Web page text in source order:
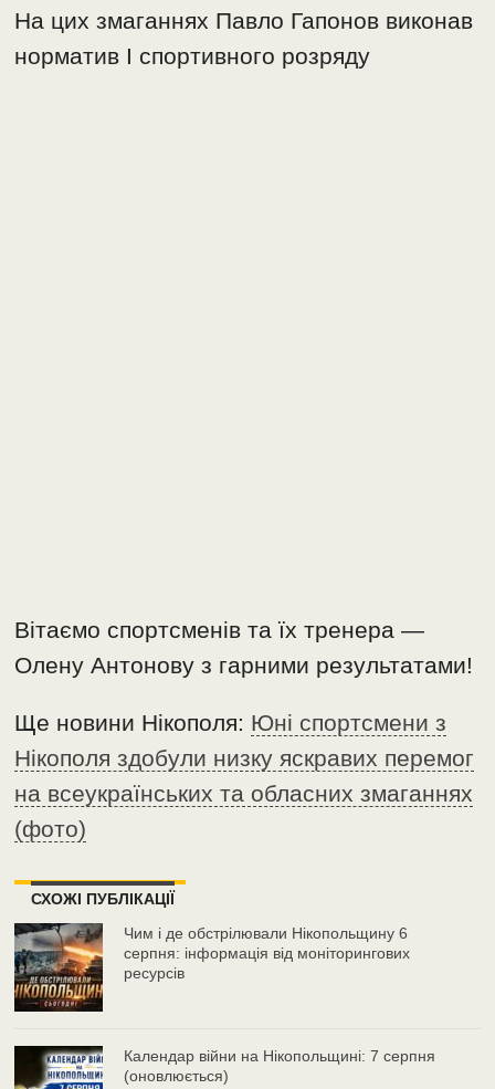
На цих змаганнях Павло Гапонов виконав
норматив І спортивного розряду
Вітаємо спортсменів та їх тренера —
Олену Антонову з гарними результатами!
Ще новини Нікополя: Юні спортсмени з
Нікополя здобули низку яскравих перемог
на всеукраїнських та обласних змаганнях
(фото)
СХОЖІ ПУБЛІКАЦІЇ
Чим і де обстрілювали Нікопольщину 6
серпня: інформація від моніторингових
ресурсів
Календар війни на Нікопольщині: 7 серпня
(оновлюється)